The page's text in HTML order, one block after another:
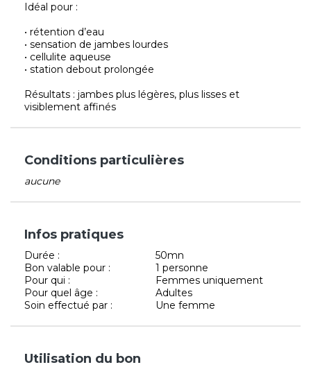
Idéal pour :
• rétention d’eau
• sensation de jambes lourdes
• cellulite aqueuse
• station debout prolongée
Résultats : jambes plus légères, plus lisses et
visiblement affinés
Conditions particulières
aucune
Infos pratiques
Durée :
50mn
Bon valable pour :
1 personne
Pour qui :
Femmes uniquement
Pour quel âge :
Adultes
Soin effectué par :
Une femme
Utilisation du bon